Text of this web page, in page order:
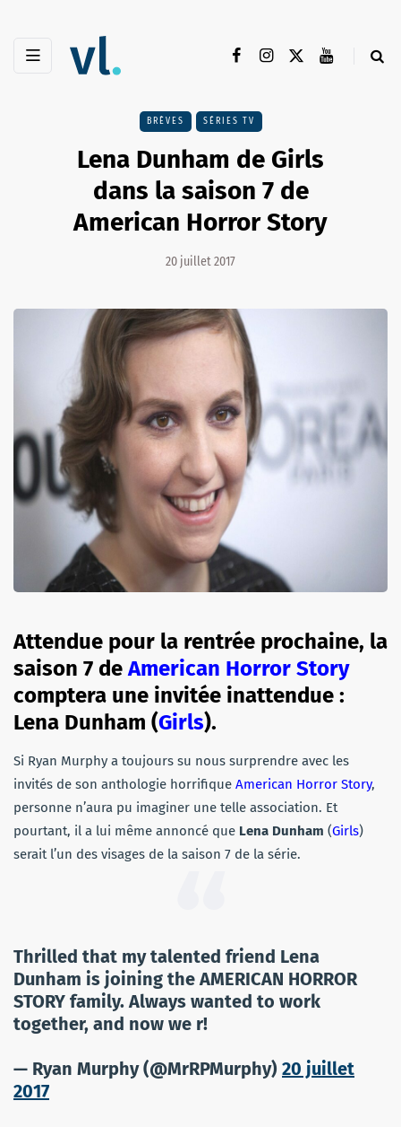
BRÈVES SÉRIES TV
Lena Dunham de Girls
dans la saison 7 de
American Horror Story
20 juillet 2017
Attendue pour la rentrée prochaine, la
saison 7 de American Horror Story
comptera une invitée inattendue :
Lena Dunham (Girls).
Si Ryan Murphy a toujours su nous surprendre avec les
invités de son anthologie horrifique American Horror Story,
personne n’aura pu imaginer une telle association. Et
pourtant, il a lui même annoncé que Lena Dunham (Girls)
serait l’un des visages de la saison 7 de la série.
Thrilled that my talented friend Lena
Dunham is joining the AMERICAN HORROR
STORY family. Always wanted to work
together, and now we r!
— Ryan Murphy (@MrRPMurphy) 20 juillet
2017